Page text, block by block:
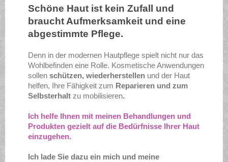
Schöne Haut ist kein Zufall und
braucht Aufmerksamkeit und eine
abgestimmte Pflege.
Denn in der modernen Hautpflege spielt nicht nur das
Wohlbefinden eine Rolle. Kosmetische Anwendungen
sollen schützen, wiederherstellen und der Haut
helfen, Ihre Fähigkeit zum Reparieren und zum
Selbsterhalt zu mobilisieren.
Ich helfe Ihnen mit meinen Behandlungen und
Produkten gezielt auf die Bedürfnisse Ihrer Haut
einzugehen.
Ich lade Sie dazu ein mich und meine